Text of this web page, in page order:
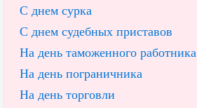
С днем сурка
С днем судебных приставов
На день таможенного работника
На день пограничника
На день торговли